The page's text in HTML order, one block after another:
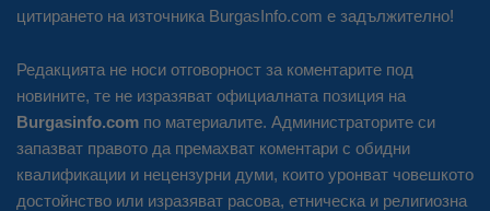
цитирането на източника BurgasInfo.com е задължително!
Редакцията не носи отговорност за коментарите под
новините, те не изразяват официалната позиция на
Burgasinfo.com по материалите. Администраторите си
запазват правото да премахват коментари с обидни
квалификации и нецензурни думи, които уронват човешкото
достойнство или изразяват расова, етническа и религиозна